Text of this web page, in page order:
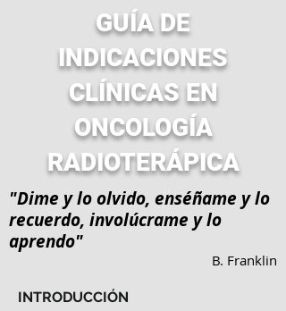
GUÍA DE
INDICACIONES
CLÍNICAS EN
ONCOLOGÍA
RADIOTERÁPICA
"Dime y lo olvido, enséñame y lo
recuerdo, involúcrame y lo
aprendo"
B. Franklin
INTRODUCCIÓN